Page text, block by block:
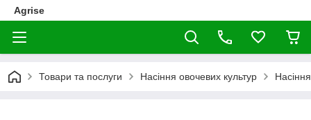
Agrise
Товари та послуги Насіння овочевих культур